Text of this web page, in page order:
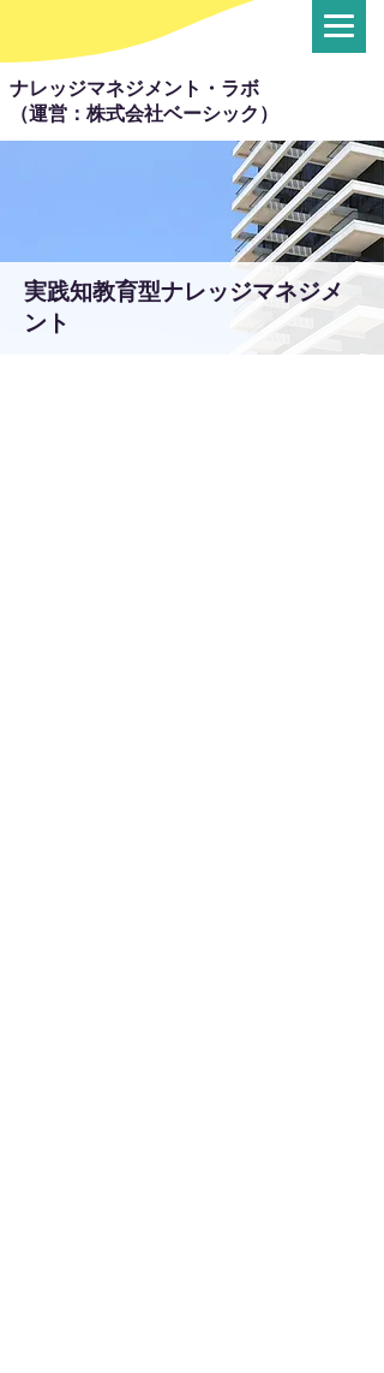
ナレッジマネジメント・ラボ
（運営：株式会社ベーシック）
​実践知教育型ナレッジマネジメ
ント